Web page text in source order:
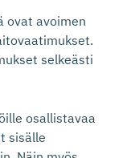
ovat avoimen
selkeästi
osallistavaa
sisälle